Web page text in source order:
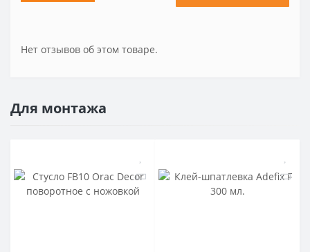
Нет отзывов об этом товаре.
Для монтажа